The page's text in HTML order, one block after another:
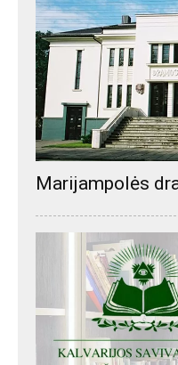
Marijampolės